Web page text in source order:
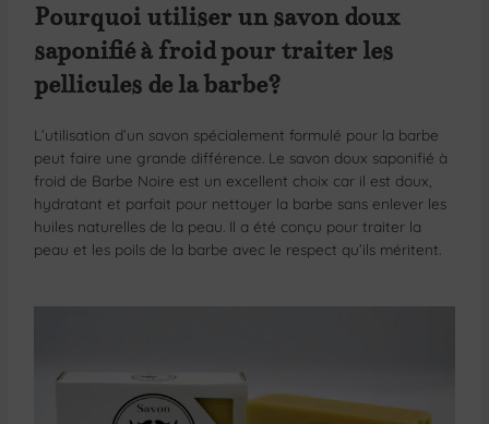
Pourquoi utiliser un savon doux
saponifié à froid pour traiter les
pellicules de la barbe?
L’utilisation d’un savon spécialement formulé pour la barbe
peut faire une grande différence. Le savon doux saponifié à
froid de Barbe Noire est un excellent choix car il est doux,
hydratant et parfait pour nettoyer la barbe sans enlever les
huiles naturelles de la peau. Il a été conçu pour traiter la
peau et les poils de la barbe avec le respect qu’ils méritent.